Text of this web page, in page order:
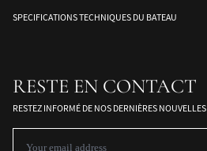
SPECIFICATIONS TECHNIQUES DU BATEAU
RESTE EN CONTACT
RESTEZ INFORMÉ DE NOS DERNIÈRES NOUVELLES